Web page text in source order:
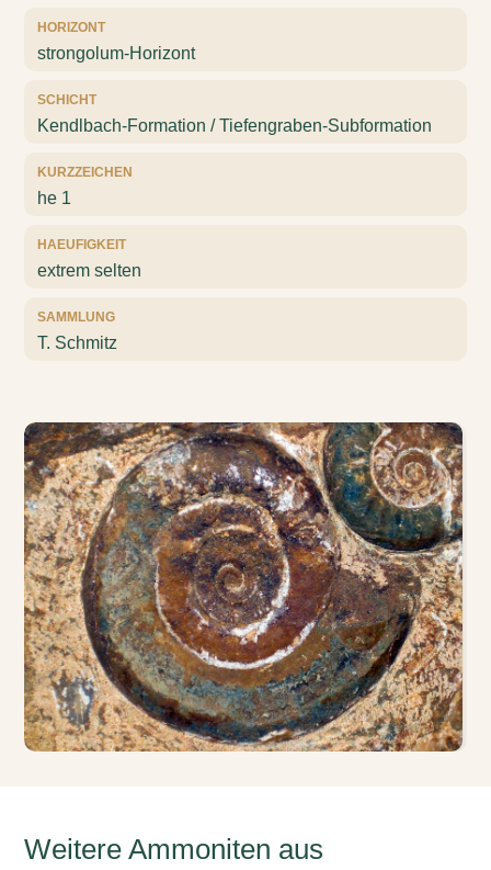
HORIZONT
strongolum-Horizont
SCHICHT
Kendlbach-Formation / Tiefengraben-Subformation
KURZZEICHEN
he 1
HAEUFIGKEIT
extrem selten
SAMMLUNG
T. Schmitz
Weitere Ammoniten aus